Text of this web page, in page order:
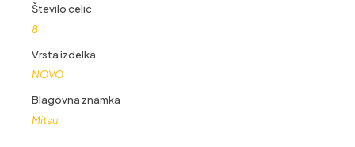
Število celic
8
Vrsta izdelka
NOVO
Blagovna znamka
Mitsu